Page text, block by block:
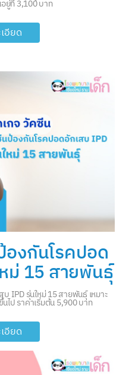
ยู่ที่ 3,100 บาท
อียด
องกันโรคปอด
ม่ 15 สายพันธุ์
IPD รุ่นใหม่ 15 สายพันธุ์ เหมาะ
ไป ราคาเริ่มต้น 5,900 บาท
อียด